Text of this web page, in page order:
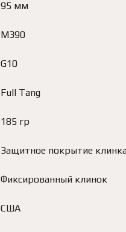
95 мм
M390
G10
Full Tang
185 гр
Защитное покрытие
Фиксированный клинок
США